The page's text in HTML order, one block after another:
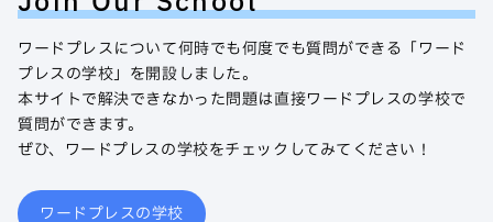
ワードプレスについて何時でも何度でも質問ができる「ワード
プレスの学校」を開設しました。
本サイトで解決できなかった問題は直接ワードプレスの学校で
質問ができます。
ぜひ、ワードプレスの学校をチェックしてみてください！
ワードプレスの学校